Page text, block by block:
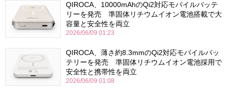
QIROCA、10000mAhのQi2対応モバイルバッテ
リーを発売 準固体リチウムイオン電池搭載で大
容量と安全性を両立
2026/06/09 01:23
QIROCA、薄さ約8.3mmのQi2対応モバイルバッ
テリーを発売 準固体リチウムイオン電池採用で
安全性と携帯性を両立
2026/06/09 01:08